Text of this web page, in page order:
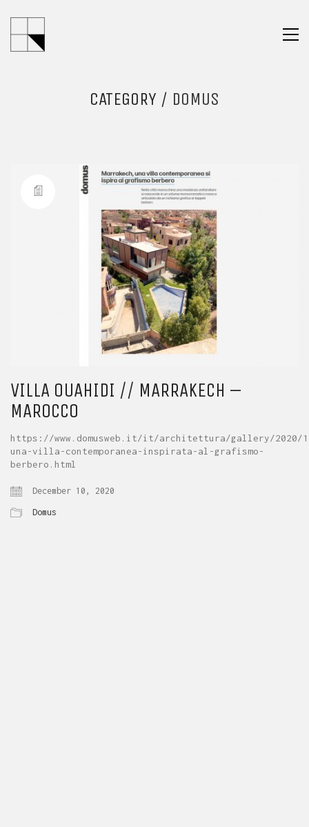
CATEGORY / DOMUS
VILLA OUAHIDI // MARRAKECH –
MAROCCO
https://www.domusweb.it/it/architettura/gallery/2020/
una-villa-contemporanea-inspirata-al-grafismo-
berbero.html
December 10, 2020
Domus